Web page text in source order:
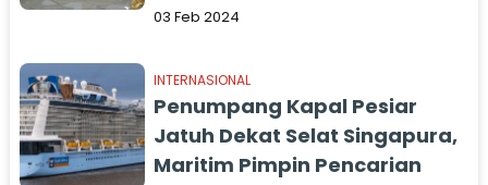
03 Feb 2024
INTERNASIONAL
Penumpang Kapal Pesiar
Jatuh Dekat Selat Singapura,
Maritim Pimpin Pencarian